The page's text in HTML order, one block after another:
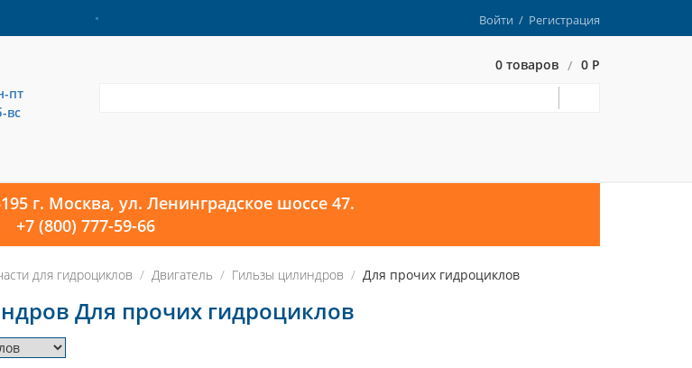
Войти / Регистрация
пт
вс
0 товаров / 0 Р
г. Москва, ул. Ленинградское шоссе 47.
+7 (800) 777-59-66
для гидроциклов Двигатель Гильзы цилиндров Для прочих гидроциклов
Для прочих гидроциклов